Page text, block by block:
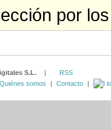
por
S.L.
RSS
Quiénes somos Contacto